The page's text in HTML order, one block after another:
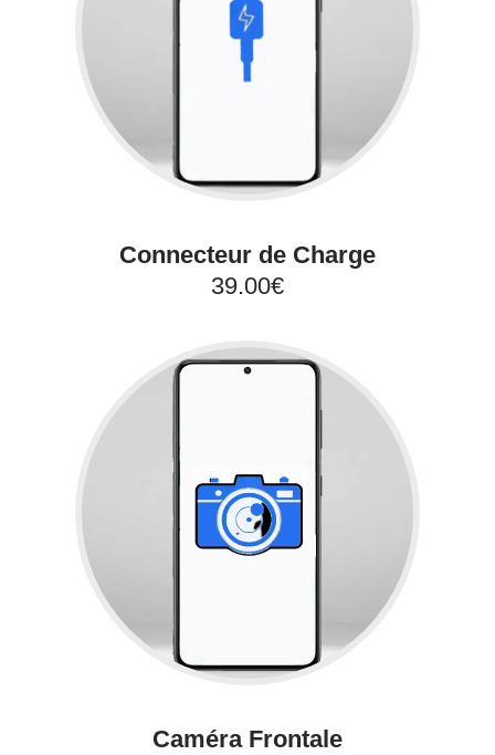
Connecteur de Charge
39.00€
Caméra Frontale